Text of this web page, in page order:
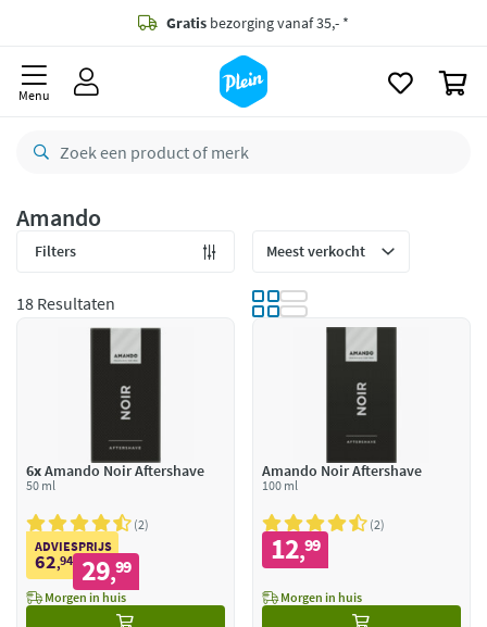
Gratis bezorging vanaf 35,- *
besteld,
retourneren
Betaal met Klarna
Menu
Amando
Filters
18 Resultaten
6xAmando Noir Aftershave
50 ml
2
ADVIESPRIJS
62,94 29,99
Morgen in huis
Amando Noir Aftershave
100 ml
2
12,99
Morgen in huis